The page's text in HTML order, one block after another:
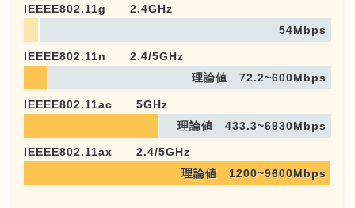
IEEEE802.11g 2.4GHz
54Mbps
IEEEE802.11n 2.4/5GHz
理論値 72.2~600Mbps
IEEEE802.11ac 5GHz
理論値 433.3~6930Mbps
IEEEE802.11ax 2.4/5GHz
理論値 1200~9600Mbps